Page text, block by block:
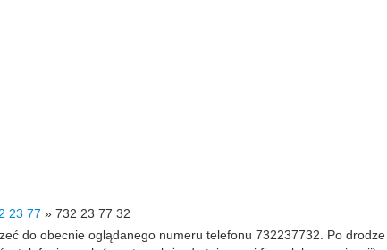
23 77 » 732 23 77 32
do obecnie oglądanego numeru telefonu 732237732. Po